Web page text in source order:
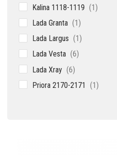
Kalina 1118-1119 11
Lada Granta 11
Lada Largus 1 1
Lada Vesta 66
Lada Xray 66
Priora 2170-2171 11